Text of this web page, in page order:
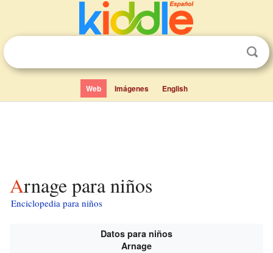
Web Imágenes English
Arnage para niños
Enciclopedia para niños
Datos para niños
Arnage